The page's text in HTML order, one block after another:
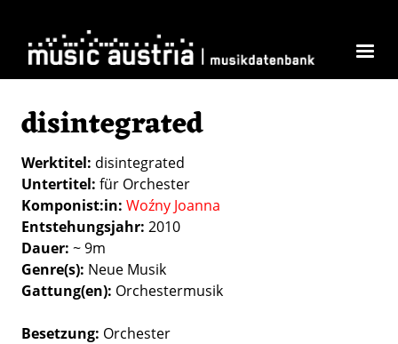
disintegrated
Werktitel disintegrated
Untertitel für Orchester
Komponist:in Woźny Joanna
Entstehungsjahr 2010
Dauer ~ 9m
Genre(s) Neue Musik
Gattung(en) Orchestermusik
Besetzung Orchester